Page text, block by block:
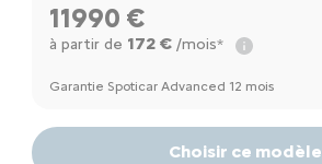
11990 €
à partir de 172 €/mois*
Garantie Spoticar Advanced 12 mois
Choisir ce modèle